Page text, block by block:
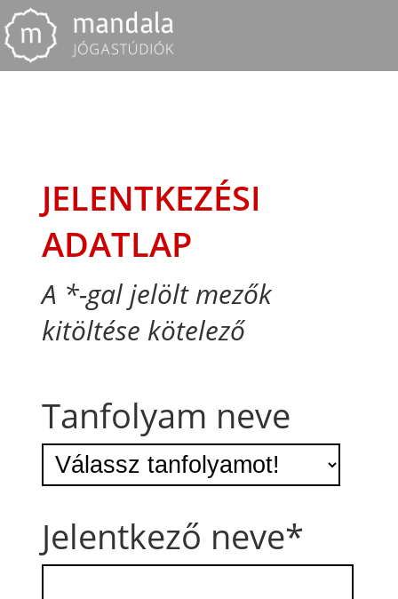
JELENTKEZÉSI
ADATLAP
A *-gal jelölt mezők
kitöltése kötelező
Tanfolyam neve
Jelentkező neve*